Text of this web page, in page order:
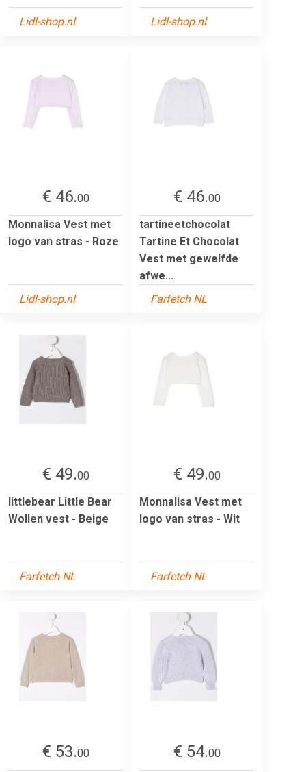
Lidl-shop.nl Lidl-shop.nl
€ 46.00
Monnalisa Vest met
logo van stras - Roze
Lidl-shop.nl
€ 46.00
tartineetchocolat
Tartine Et Chocolat
Vest met gewelfde
afwe...
Farfetch NL
€ 49.00
littlebear Little Bear
Wollen vest - Beige
Farfetch NL
€ 49.00
Monnalisa Vest met
logo van stras - Wit
Farfetch NL
€ 53.00
€ 54.00